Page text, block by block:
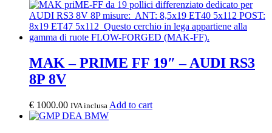
MAK – PRIME FF 19″ – AUDI RS3
8P 8V
€ 1000.00 IVA inclusa Add to cart